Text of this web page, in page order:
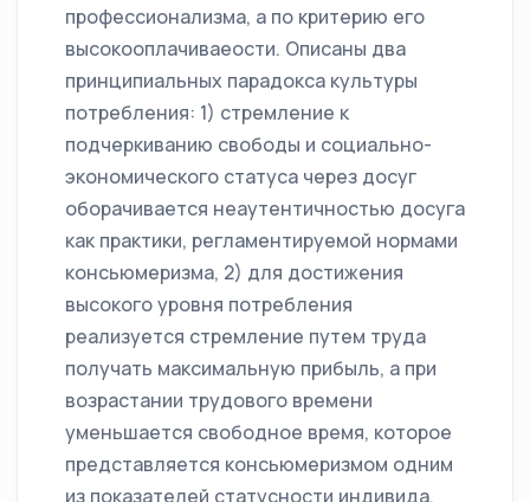
профессионализма, а по критерию его
высокооплачиваеости. Описаны два
принципиальных парадокса культуры
потребления: 1) стремление к
подчеркиванию свободы и социально-
экономического статуса через досуг
оборачивается неаутентичностью досуга
как практики, регламентируемой нормами
консьюмеризма, 2) для достижения
высокого уровня потребления
реализуется стремление путем труда
получать максимальную прибыль, а при
возрастании трудового времени
уменьшается свободное время, которое
представляется консьюмеризмом одним
из показателей статусности индивида.